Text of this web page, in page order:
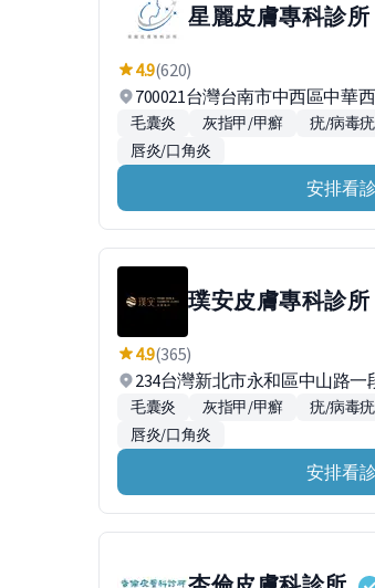
星麗皮膚專科診所
4.9(620)
700021台灣台南市中西區中華
毛囊炎 灰指甲/甲癬 疣/病毒疣
唇炎/口角炎
安排看診
璞安皮膚專科診所
4.9(365)
234台灣新北市永和區中山路一
毛囊炎 灰指甲/甲癬 疣/病毒疣
唇炎/口角炎
安排看診